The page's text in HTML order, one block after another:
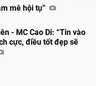
mê hội tụ”
- MC Cao Di: “Tin vào
cực, điều tốt đẹp sẽ